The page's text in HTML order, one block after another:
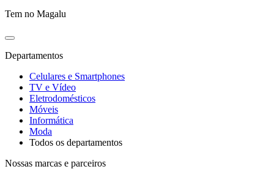
Tem no Magalu
Departamentos
Celulares e Smartphones
TV e Vídeo
Eletrodomésticos
Móveis
Informática
Moda
Todos os departamentos
Nossas marcas e parceiros